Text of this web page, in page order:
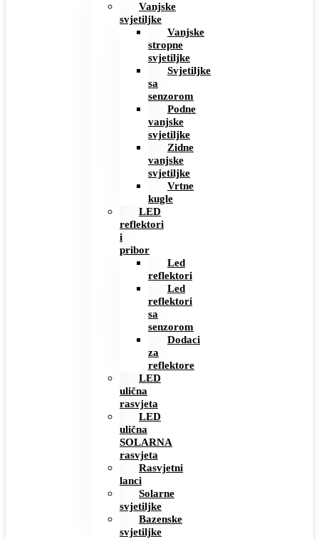
Vanjske
svjetiljke
Vanjske
stropne
svjetiljke
Svjetiljke
sa
senzorom
Podne
vanjske
svjetiljke
Zidne
vanjske
svjetiljke
Vrtne
kugle
LED
reflektori
i
pribor
Led
reflektori
Led
reflektori
sa
senzorom
Dodaci
za
reflektore
LED
ulična
rasvjeta
LED
ulična
SOLARNA
rasvjeta
Rasvjetni
lanci
Solarne
svjetiljke
Bazenske
svjetiljke